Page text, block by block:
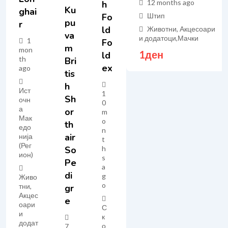
Ghai
R
1
mon
th
ago
Ист
очн
а
Мак
едо
нија
(Рег
ион)
Живо
тни,
Акцес
оари
и
додат
Ku
Pu
Va
M
Bri
Tis
H
Sh
Or
Th
Air
So
Pe
Di
Gr
E
7
H
Fo
Ld
Fo
Ld
Ex
1
0
m
o
n
t
h
s
a
g
o
С
к
о
12 months ago
Штип
Животни, Акцесоари
и додатоци,Мачки
1ден